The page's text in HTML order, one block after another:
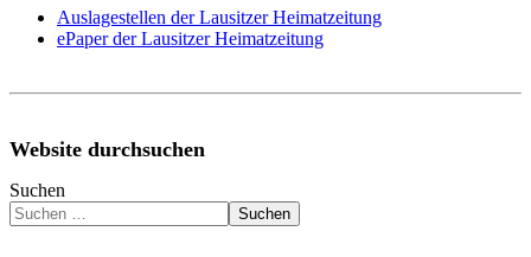
Auslagestellen der Lausitzer Heimatzeitung
ePaper der Lausitzer Heimatzeitung
Website durchsuchen
Suchen
Suchen